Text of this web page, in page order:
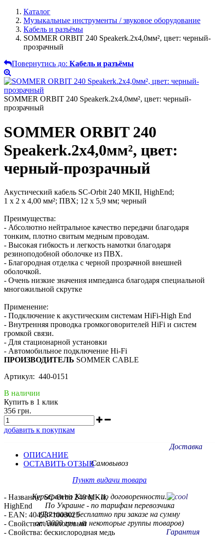
Каталог
Музыкальные инструменты / звуковое оборудование
Кабель и разъёмы
SOMMER ORBIT 240 Speakerk.2x4,0мм², цвет: черный-
прозрачный
Повернутись до: Кабель и разъёмы
SOMMER ORBIT 240 Speakerk.2x4,0мм², цвет: черный-
прозрачный
SOMMER ORBIT 240
Speakerk.2x4,0мм², цвет:
черный-прозрачный
Акустический кабель SC-Orbit 240 MKII, HighEnd;
1 х 2 х 4,00 мм²; ПВХ; 12 х 5,9 мм; черный
Преимущества:
- Абсолютно нейтральное качество передачи благодаря
тонким, плотно свитым медным проводам.
- Высокая гибкость и легкость намотки благодаря
резиноподобной оболочке из ПВХ.
- Благородная отделка с черной прозрачной внешней
оболочкой.
- Очень низкие значения импеданса благодаря специальной
многожильной скрутке
Применение:
- Подключение к акустическим системам HiFi-High End
- Внутренняя проводка громкоговорителей HiFi и систем
громкой связи.
- Для стационарной установки
- Автомобильное подключение Hi-Fi
ПРОИЗВОДИТЕЛЬ SOMMER CABLE
Артикул: 440-0151
В наличии
Купить в 1 клик
356 грн.
добавить к покупкам
Доставка
Самовывоз
Пункт видачи товара
Курьером по Киеву - по договоренности.
По Украине - по тарифам перевозчика
(Доставка бесплатно при заказе на сумму
от 3000 грн. на некоторые группы товаров)
Гарантия
ОПИСАНИЕ
ОСТАВИТЬ ОТЗЫВ
- Название: SC-Orbit 240 MKII,
HighEnd
- EAN: 4049371003025
- Свойства: Аналоговый
- Свойства: бескислородная медь